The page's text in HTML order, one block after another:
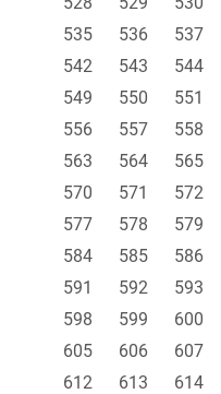
535
536 537
542
543 544
549
550 551
556
557 558
563
564 565
570
571 572
577
578 579
584
585 586
591
592 593
598
599 600
605
606 607
612
613 614